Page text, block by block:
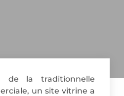
de la traditionnelle
un site vitrine a